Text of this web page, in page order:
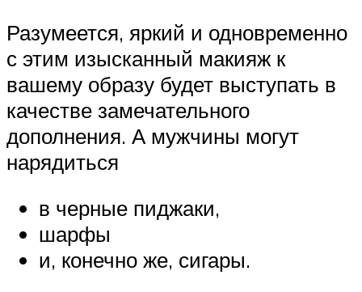
Разумеется, яркий и одновременно
с этим изысканный макияж к
вашему образу будет выступать в
качестве замечательного
дополнения. А мужчины могут
нарядиться
в черные пиджаки,
шарфы
и, конечно же, сигары.